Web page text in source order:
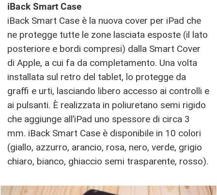
iBack Smart Case
iBack Smart Case è la nuova cover per iPad che
ne protegge tutte le zone lasciata esposte (il lato
posteriore e bordi compresi) dalla Smart Cover
di Apple, a cui fa da completamento. Una volta
installata sul retro del tablet, lo protegge da
graffi e urti, lasciando libero accesso ai controlli e
ai pulsanti. È realizzata in poliuretano semi rigido
che aggiunge all’iPad uno spessore di circa 3
mm. iBack Smart Case è disponibile in 10 colori
(giallo, azzurro, arancio, rosa, nero, verde, grigio
chiaro, bianco, ghiaccio semi trasparente, rosso).